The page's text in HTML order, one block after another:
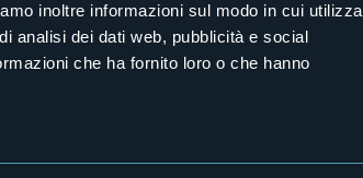
inoltre informazioni sul modo in cui utilizza
analisi dei dati web, pubblicità e social
che ha fornito loro o che hanno
Seguici sui nostri canali social